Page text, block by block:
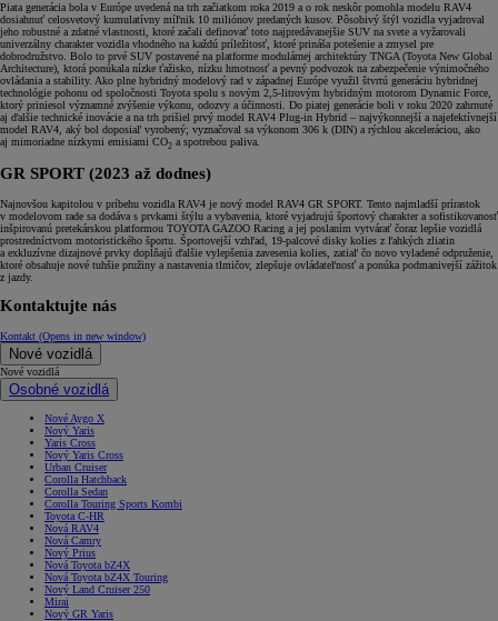
Piata generácia bola v Európe uvedená na trh začiatkom roka 2019 a o rok neskôr pomohla modelu RAV4
dosiahnuť celosvetový kumulatívny míľnik 10 miliónov predaných kusov. Pôsobivý štýl vozidla vyjadroval
jeho robustné a zdatné vlastnosti, ktoré začali definovať toto najpredávanejšie SUV na svete a vyžarovali
univerzálny charakter vozidla vhodného na každú príležitosť, ktoré prináša potešenie a zmysel pre
dobrodružstvo. Bolo to prvé SUV postavené na platforme modulárnej architektúry TNGA (Toyota New Global
Architecture), ktorá ponúkala nízke ťažisko, nízku hmotnosť a pevný podvozok na zabezpečenie výnimočného
ovládania a stability. Ako plne hybridný modelový rad v západnej Európe využil štvrtú generáciu hybridnej
technológie pohonu od spoločnosti Toyota spolu s novým 2,5-litrovým hybridným motorom Dynamic Force,
ktorý priniesol významné zvýšenie výkonu, odozvy a účinnosti. Do piatej generácie boli v roku 2020 zahrnuté
aj ďalšie technické inovácie a na trh prišiel prvý model RAV4 Plug-in Hybrid – najvýkonnejší a najefektívnejší
model RAV4, aký bol doposiaľ vyrobený; vyznačoval sa výkonom 306 k (DIN) a rýchlou akceleráciou, ako
aj mimoriadne nízkymi emisiami CO2 a spotrebou paliva.
GR SPORT (2023 až dodnes)
Najnovšou kapitolou v príbehu vozidla RAV4 je nový model RAV4 GR SPORT. Tento najmladší prírastok
v modelovom rade sa dodáva s prvkami štýlu a vybavenia, ktoré vyjadrujú športový charakter a sofistikovanosť
inšpirovanú pretekárskou platformou TOYOTA GAZOO Racing a jej poslaním vytvárať čoraz lepšie vozidlá
prostredníctvom motoristického športu. Športovejší vzhľad, 19-palcové disky kolies z ľahkých zliatin
a exkluzívne dizajnové prvky dopĺňajú ďalšie vylepšenia zavesenia kolies, zatiaľ čo novo vyladené odpruženie,
ktoré obsahuje nové tuhšie pružiny a nastavenia tlmičov, zlepšuje ovládateľnosť a ponúka podmanivejší zážitok
z jazdy.
Kontaktujte nás
Kontakt (Opens in new window)
Nové vozidlá
Nové vozidlá
Osobné vozidlá
Nové Aygo X
Nový Yaris
Yaris Cross
Nový Yaris Cross
Urban Cruiser
Corolla Hatchback
Corolla Sedan
Corolla Touring Sports Kombi
Toyota C-HR
Nová RAV4
Nová Camry
Nový Prius
Nová Toyota bZ4X
Nová Toyota bZ4X Touring
Nový Land Cruiser 250
Mirai
Nový GR Yaris